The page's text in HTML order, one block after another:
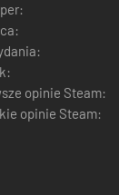
opinie Steam:
opinie Steam: